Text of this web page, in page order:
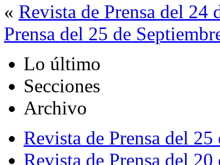
« Revista de Prensa del 24
Prensa del 25 de
Lo último
Secciones
Archivo
Revista de Prensa del
Revista de Prensa del